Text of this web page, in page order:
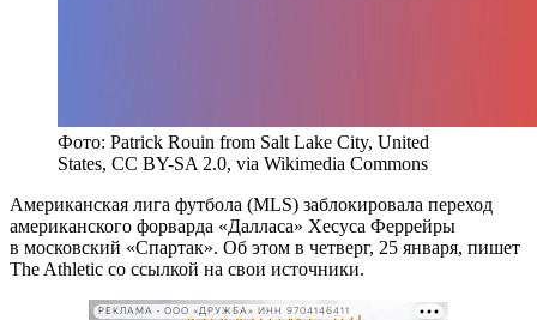
Фото: Patrick Rouin from Salt Lake City, United
States, CC BY-SA 2.0, via Wikimedia Commons
Американская лига футбола (MLS) заблокировала переход
американского форварда «Далласа» Хесуса Феррейры
в московский «Спартак». Об этом в четверг, 25 января, пишет
The Athletic со ссылкой на свои источники.
РЕКЛАМА • ООО «ДРУЖБА» ИНН 9704146411